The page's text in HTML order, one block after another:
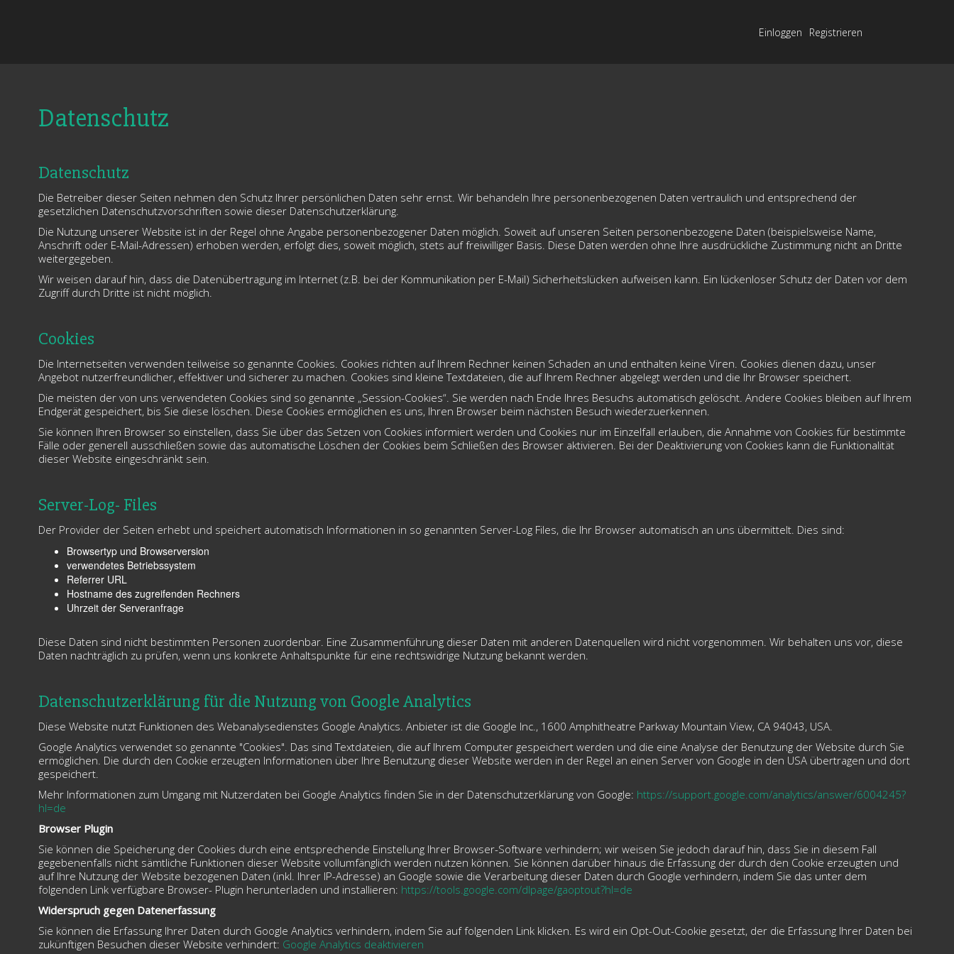
Einloggen Registrieren
Datenschutz
Datenschutz
Die Betreiber dieser Seiten nehmen den Schutz Ihrer persönlichen Daten sehr ernst. Wir behandeln Ihre personenbezogenen Daten vertraulich und entsprechend der
gesetzlichen Datenschutzvorschriften sowie dieser Datenschutzerklärung.
Die Nutzung unserer Website ist in der Regel ohne Angabe personenbezogener Daten möglich. Soweit auf unseren Seiten personenbezogene Daten (beispielsweise Name,
Anschrift oder E-Mail-Adressen) erhoben werden, erfolgt dies, soweit möglich, stets auf freiwilliger Basis. Diese Daten werden ohne Ihre ausdrückliche Zustimmung nicht an Dritte
weitergegeben.
Wir weisen darauf hin, dass die Datenübertragung im Internet (z.B. bei der Kommunikation per E-Mail) Sicherheitslücken aufweisen kann. Ein lückenloser Schutz der Daten vor dem
Zugriff durch Dritte ist nicht möglich.
Cookies
Die Internetseiten verwenden teilweise so genannte Cookies. Cookies richten auf Ihrem Rechner keinen Schaden an und enthalten keine Viren. Cookies dienen dazu, unser
Angebot nutzerfreundlicher, effektiver und sicherer zu machen. Cookies sind kleine Textdateien, die auf Ihrem Rechner abgelegt werden und die Ihr Browser speichert.
Die meisten der von uns verwendeten Cookies sind so genannte „Session-Cookies“. Sie werden nach Ende Ihres Besuchs automatisch gelöscht. Andere Cookies bleiben auf Ihrem
Endgerät gespeichert, bis Sie diese löschen. Diese Cookies ermöglichen es uns, Ihren Browser beim nächsten Besuch wiederzuerkennen.
Sie können Ihren Browser so einstellen, dass Sie über das Setzen von Cookies informiert werden und Cookies nur im Einzelfall erlauben, die Annahme von Cookies für bestimmte
Fälle oder generell ausschließen sowie das automatische Löschen der Cookies beim Schließen des Browser aktivieren. Bei der Deaktivierung von Cookies kann die Funktionalität
dieser Website eingeschränkt sein.
Server-Log- Files
Der Provider der Seiten erhebt und speichert automatisch Informationen in so genannten Server-Log Files, die Ihr Browser automatisch an uns übermittelt. Dies sind:
Browsertyp und Browserversion
verwendetes Betriebssystem
Referrer URL
Hostname des zugreifenden Rechners
Uhrzeit der Serveranfrage
Diese Daten sind nicht bestimmten Personen zuordenbar. Eine Zusammenführung dieser Daten mit anderen Datenquellen wird nicht vorgenommen. Wir behalten uns vor, diese
Daten nachträglich zu prüfen, wenn uns konkrete Anhaltspunkte für eine rechtswidrige Nutzung bekannt werden.
Datenschutzerklärung für die Nutzung von Google Analytics
Diese Website nutzt Funktionen des Webanalysedienstes Google Analytics. Anbieter ist die Google Inc., 1600 Amphitheatre Parkway Mountain View, CA 94043, USA.
Google Analytics verwendet so genannte "Cookies". Das sind Textdateien, die auf Ihrem Computer gespeichert werden und die eine Analyse der Benutzung der Website durch Sie
ermöglichen. Die durch den Cookie erzeugten Informationen über Ihre Benutzung dieser Website werden in der Regel an einen Server von Google in den USA übertragen und dort
gespeichert.
Mehr Informationen zum Umgang mit Nutzerdaten bei Google Analytics finden Sie in der Datenschutzerklärung von Google: https://support.google.com/analytics/answer/6004245?
hl=de
Browser Plugin
Sie können die Speicherung der Cookies durch eine entsprechende Einstellung Ihrer Browser-Software verhindern; wir weisen Sie jedoch darauf hin, dass Sie in diesem Fall
gegebenenfalls nicht sämtliche Funktionen dieser Website vollumfänglich werden nutzen können. Sie können darüber hinaus die Erfassung der durch den Cookie erzeugten und
auf Ihre Nutzung der Website bezogenen Daten (inkl. Ihrer IP-Adresse) an Google sowie die Verarbeitung dieser Daten durch Google verhindern, indem Sie das unter dem
folgenden Link verfügbare Browser- Plugin herunterladen und installieren: https://tools.google.com/dlpage/gaoptout?hl=de
Widerspruch gegen Datenerfassung
Sie können die Erfassung Ihrer Daten durch Google Analytics verhindern, indem Sie auf folgenden Link klicken. Es wird ein Opt-Out-Cookie gesetzt, der die Erfassung Ihrer Daten bei
zukünftigen Besuchen dieser Website verhindert: Google Analytics deaktivieren